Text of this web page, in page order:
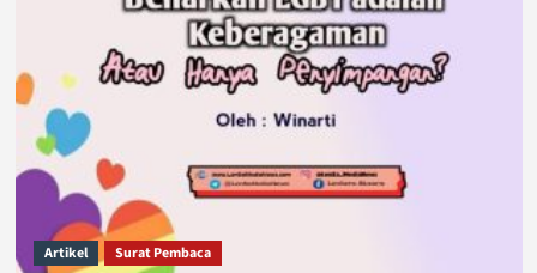
Artikel Surat Pembaca